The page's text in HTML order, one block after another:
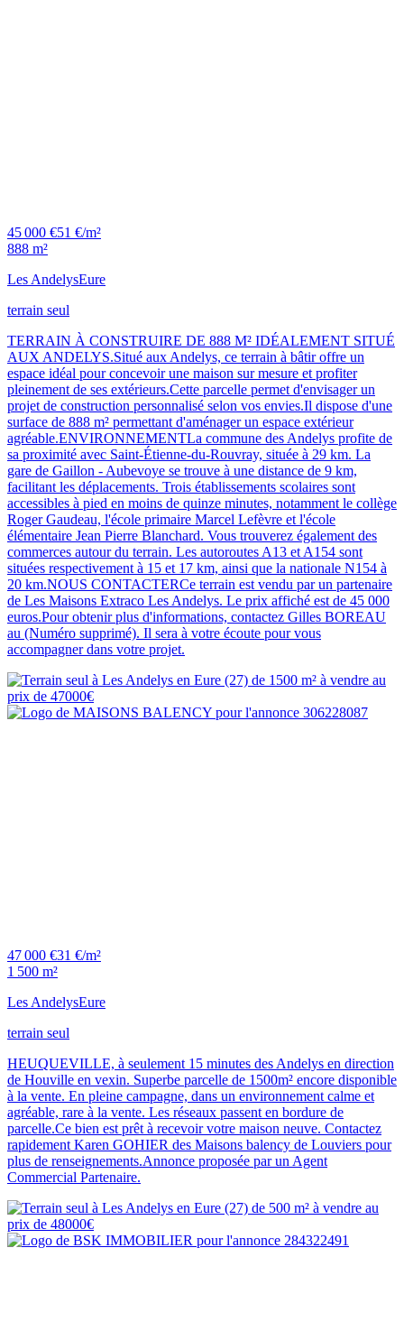
45 000 €51 €/m²
888 m²
Les AndelysEure
terrain seul
TERRAIN À CONSTRUIRE DE 888 M² IDÉALEMENT SITUÉ
AUX ANDELYS.Situé aux Andelys, ce terrain à bâtir offre un
espace idéal pour concevoir une maison sur mesure et profiter
pleinement de ses extérieurs.Cette parcelle permet d'envisager un
projet de construction personnalisé selon vos envies.Il dispose d'une
surface de 888 m² permettant d'aménager un espace extérieur
agréable.ENVIRONNEMENTLa commune des Andelys profite de
sa proximité avec Saint-Étienne-du-Rouvray, située à 29 km. La
gare de Gaillon - Aubevoye se trouve à une distance de 9 km,
facilitant les déplacements. Trois établissements scolaires sont
accessibles à pied en moins de quinze minutes, notamment le collège
Roger Gaudeau, l'école primaire Marcel Lefèvre et l'école
élémentaire Jean Pierre Blanchard. Vous trouverez également des
commerces autour du terrain. Les autoroutes A13 et A154 sont
situées respectivement à 15 et 17 km, ainsi que la nationale N154 à
20 km.NOUS CONTACTERCe terrain est vendu par un partenaire
de Les Maisons Extraco Les Andelys. Le prix affiché est de 45 000
euros.Pour obtenir plus d'informations, contactez Gilles BOREAU
au (Numéro supprimé). Il sera à votre écoute pour vous
accompagner dans votre projet.
47 000 €31 €/m²
1 500 m²
Les AndelysEure
terrain seul
HEUQUEVILLE, à seulement 15 minutes des Andelys en direction
de Houville en vexin. Superbe parcelle de 1500m² encore disponible
à la vente. En pleine campagne, dans un environnement calme et
agréable, rare à la vente. Les réseaux passent en bordure de
parcelle.Ce bien est prêt à recevoir votre maison neuve. Contactez
rapidement Karen GOHIER des Maisons balency de Louviers pour
plus de renseignements.Annonce proposée par un Agent
Commercial Partenaire.